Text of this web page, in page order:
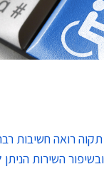
רואה חשיבות
ובשיפור השירות